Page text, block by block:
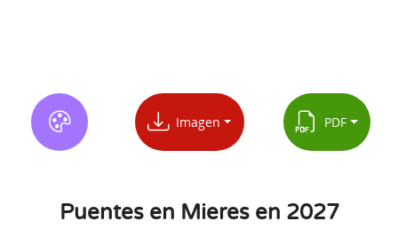
Imagen PDF
Puentes en Mieres en 2027